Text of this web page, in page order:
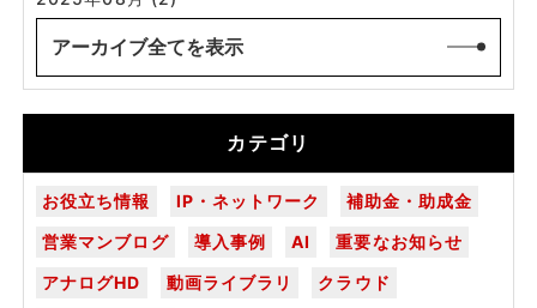
アーカイブ全てを表示
カテゴリ
お役立ち情報 IP・ネットワーク
補助金・助成金
営業マンブログ
導入事例 AI
重要なお知らせ
アナログHD
動画ライブラリ
クラウド